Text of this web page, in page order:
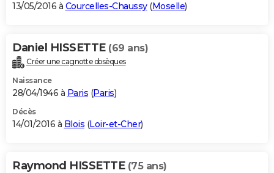
13/05/2016 à Courcelles-Chaussy(Moselle)
Daniel HISSETTE (69 ans)
Créer une cagnotte obsèques
Naissance
28/04/1946 à Paris (Paris)
Décès
14/01/2016 à Blois (Loir-et-Cher)
Raymond HISSETTE (75 ans)